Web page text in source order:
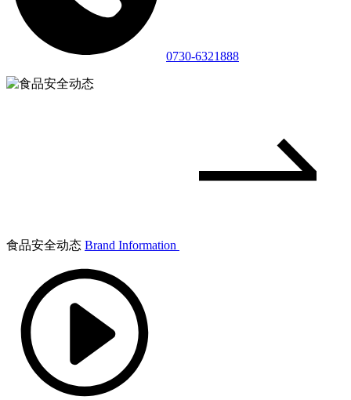
0730-6321888
食品安全动态 Brand Information